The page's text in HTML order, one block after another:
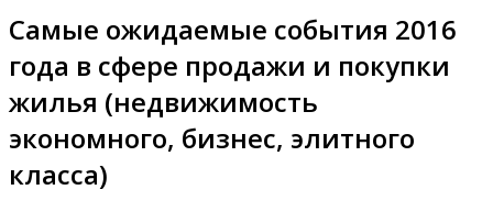
Самые ожидаемые события 2016
года в сфере продажи и покупки
жилья (недвижимость
экономного, бизнес, элитного
класса)